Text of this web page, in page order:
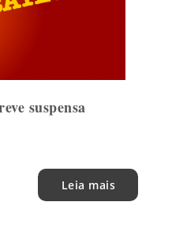
suspensa
Leia mais